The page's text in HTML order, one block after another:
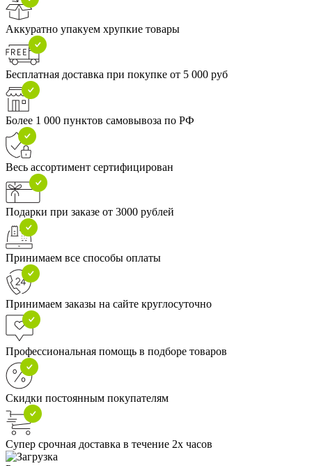
Аккуратно упакуем хрупкие товары
Бесплатная доставка при покупке от 5 000 руб
Более 1 000 пунктов самовывоза по РФ
Весь ассортимент сертифицирован
Подарки при заказе от 3000 рублей
Принимаем все способы оплаты
Принимаем заказы на сайте круглосуточно
Профессиональная помощь в подборе товаров
Скидки постоянным покупателям
Супер срочная доставка в течение 2х часов